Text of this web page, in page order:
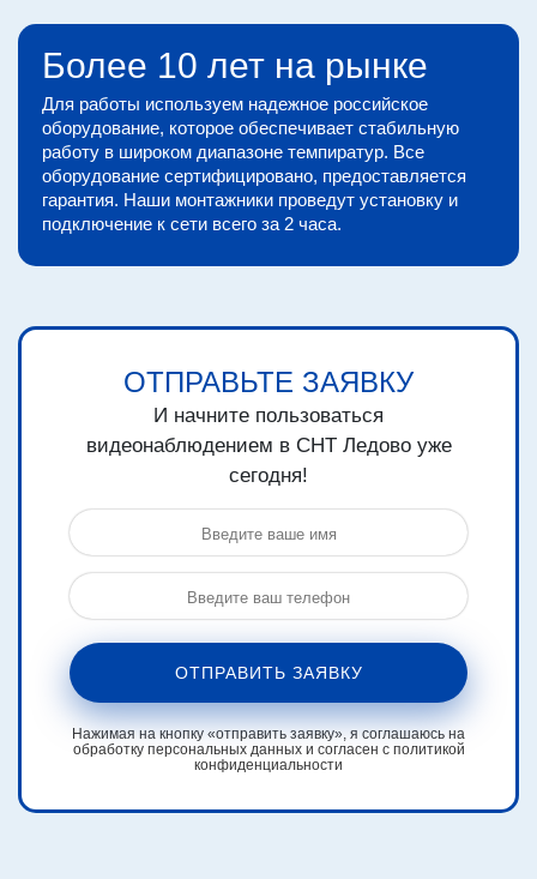
Более 10 лет на рынке
Для работы используем надежное российское
оборудование, которое обеспечивает стабильную
работу в широком диапазоне темпиратур. Все
оборудование сертифицировано, предоставляется
гарантия. Наши монтажники проведут установку и
подключение к сети всего за 2 часа.
ОТПРАВЬТЕ ЗАЯВКУ
И начните пользоваться
видеонаблюдением в СНТ Ледово уже
сегодня!
ОТПРАВИТЬ ЗАЯВКУ
Нажимая на кнопку «отправить заявку», я соглашаюсь на
обработку персональных данных и согласен с политикой
конфиденциальности